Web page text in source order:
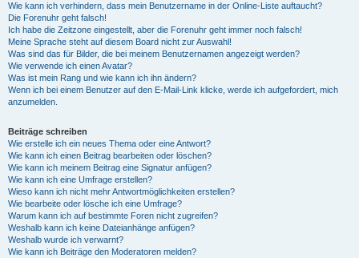
Wie kann ich verhindern, dass mein Benutzername in der Online-Liste auftaucht?
Die Forenuhr geht falsch!
Ich habe die Zeitzone eingestellt, aber die Forenuhr geht immer noch falsch!
Meine Sprache steht auf diesem Board nicht zur Auswahl!
Was sind das für Bilder, die bei meinem Benutzernamen angezeigt werden?
Wie verwende ich einen Avatar?
Was ist mein Rang und wie kann ich ihn ändern?
Wenn ich bei einem Benutzer auf den E-Mail-Link klicke, werde ich aufgefordert, mich
anzumelden.
Beiträge schreiben
Wie erstelle ich ein neues Thema oder eine Antwort?
Wie kann ich einen Beitrag bearbeiten oder löschen?
Wie kann ich meinem Beitrag eine Signatur anfügen?
Wie kann ich eine Umfrage erstellen?
Wieso kann ich nicht mehr Antwortmöglichkeiten erstellen?
Wie bearbeite oder lösche ich eine Umfrage?
Warum kann ich auf bestimmte Foren nicht zugreifen?
Weshalb kann ich keine Dateianhänge anfügen?
Weshalb wurde ich verwarnt?
Wie kann ich Beiträge den Moderatoren melden?